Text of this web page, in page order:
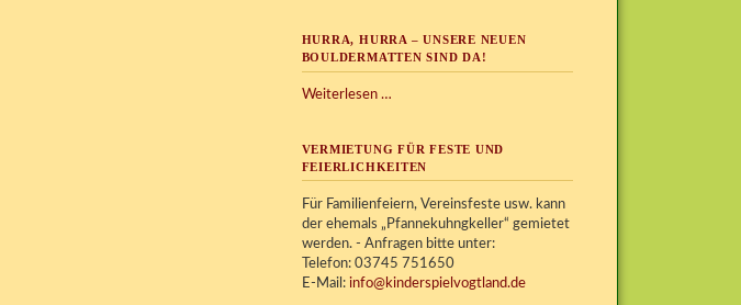
Stiftungspreis
HURRA, HURRA – UNSERE NEUEN
BOULDERMATTEN SIND DA!
Weiterlesen …
unsere
neuen
sind
da!
VERMIETUNG FÜR FESTE UND
FEIERLICHKEITEN
Für Familienfeiern, Vereinsfeste usw. kann
der ehemals „Pfannekuhngkeller“ gemietet
werden. - Anfragen bitte unter:
Telefon: 03745 751650
E-Mail: info@kinderspielvogtland.de